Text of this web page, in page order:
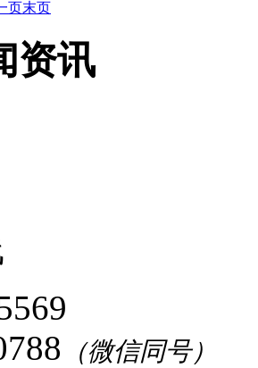
页末页
资讯
（微信同号）